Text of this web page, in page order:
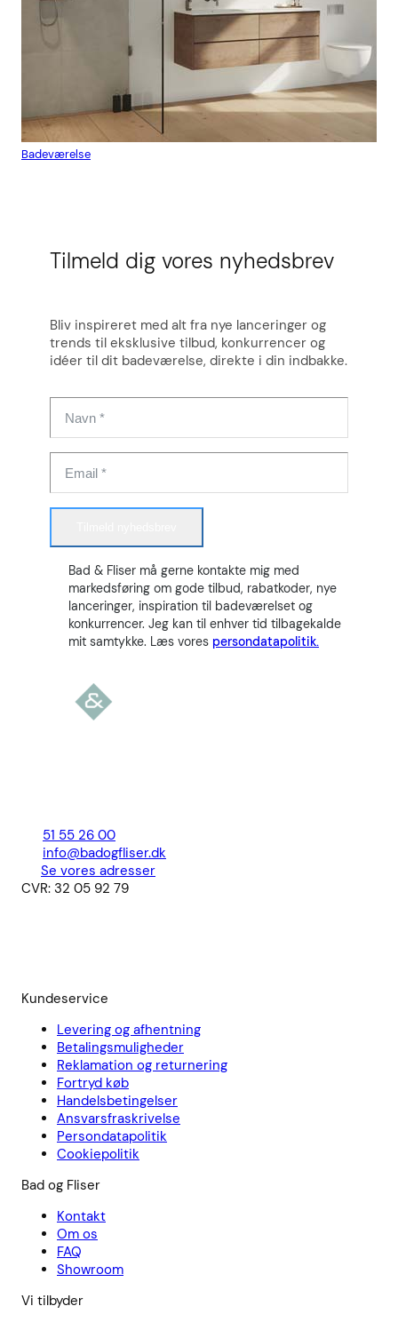
Badeværelse
Tilmeld dig vores nyhedsbrev
Bliv inspireret med alt fra nye lanceringer og
trends til eksklusive tilbud, konkurrencer og
idéer til dit badeværelse, direkte i din indbakke.
Bad & Fliser må gerne kontakte mig med
markedsføring om gode tilbud, rabatkoder, nye
lanceringer, inspiration til badeværelset og
konkurrencer. Jeg kan til enhver tid tilbagekalde
mit samtykke. Læs vores persondatapolitik.
51 55 26 00
info@badogfliser.dk
Se vores adresser
CVR: 32 05 92 79
Kundeservice
Levering og afhentning
Betalingsmuligheder
Reklamation og returnering
Fortryd køb
Handelsbetingelser
Ansvarsfraskrivelse
Persondatapolitik
Cookiepolitik
Bad og Fliser
Kontakt
Om os
FAQ
Showroom
Vi tilbyder